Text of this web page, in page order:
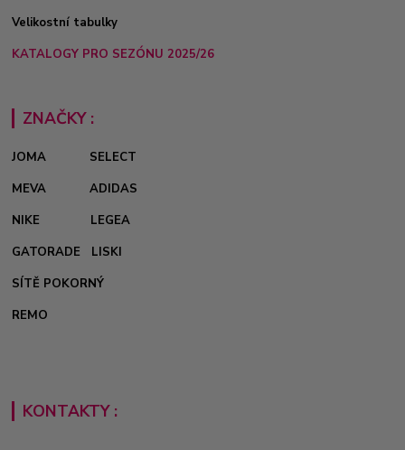
Velikostní tabulky
KATALOGY PRO SEZÓNU 2025/26
ZNAČKY :
JOMA
SELECT
MEVA
ADIDAS
NIKE
LEGEA
GATORADE
LISKI
SÍTĚ POKORNÝ
REMO
KONTAKTY :